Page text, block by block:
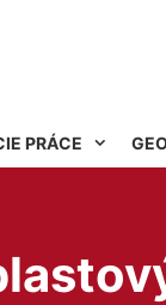
PRÁCE